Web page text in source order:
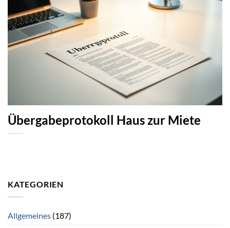
Übergabeprotokoll Haus zur Miete
KATEGORIEN
Allgemeines (187)